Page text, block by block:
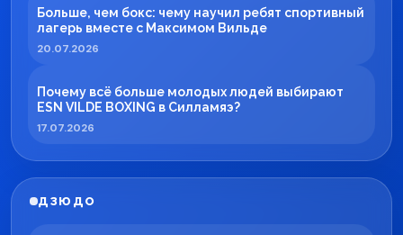
Больше, чем бокс: чему научил ребят спортивный
лагерь вместе с Максимом Вильде
20.07.2026
Почему всё больше молодых людей выбирают
ESN VILDE BOXING в Силламяэ?
17.07.2026
ДЗЮДО